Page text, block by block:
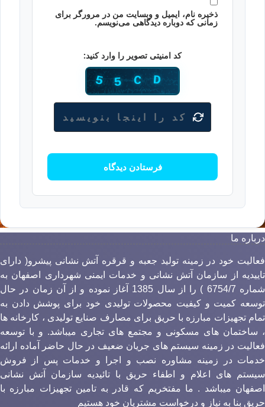
ذخیره نام، ایمیل و وبسایت من در مرورگر برای
زمانی که دوباره دیدگاهی می‌نویسم.
کد امنیتی تصویر را وارد کنید:
ما
خود در زمینه تولید جعبه و قرقره آتش نشانی پیشرو( دارای
از سازمان آتش نشانی و خدمات ایمنی شهرداری اصفهان به
شماره 6754/7 ) را از سال 1385 آغاز نموده و از آن زمان در حال
کمیت و کیفیت محصولات تولیدی خود برای پوشش دادن به
تجهیزات مبارزه با حریق برای مصارف صنایع تولیدی ، کارخانه ها
ساختمان های مسکونی و مجتمع های تجاری میباشد. و با توسعه
در زمینه سیستم های جریان ضعیف در حال حاضر آماده ارائه
در زمینه مشاوره نصب و اجرا و خدمات پس از فروش
های اعلام و اطفاء حریق با تائیدیه سازمان آتش نشانی
میباشد . ما مفتخریم که قادر به تامین تجهیزات مبارزه با
بنا به نیاز و درخواست مشتریان خود هستیم